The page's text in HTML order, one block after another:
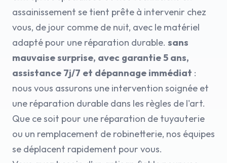
assainissement se tient prête à intervenir chez
vous, de jour comme de nuit, avec le matériel
adapté pour une réparation durable. sans
mauvaise surprise, avec garantie 5 ans,
assistance 7j/7 et dépannage immédiat :
nous vous assurons une intervention soignée et
une réparation durable dans les règles de l'art.
Que ce soit pour une réparation de tuyauterie
ou un remplacement de robinetterie, nos équipes
se déplacent rapidement pour vous.